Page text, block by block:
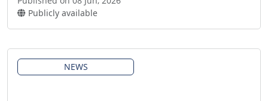
Publicly available
NEWS